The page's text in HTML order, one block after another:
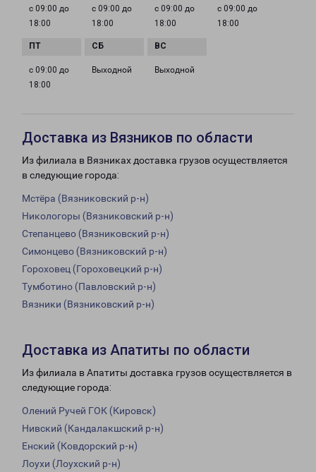
с 09:00 до
18:00
с 09:00 до
18:00
с 09:00 до
18:00
с 09:00 до
18:00
с 09:00 до
18:00
Выходной Выходной
Доставка из Вязников по области
Из филиала в Вязниках доставка грузов осуществляется
в следующие города:
Мстёра (Вязниковский р-н)
Никологоры (Вязниковский р-н)
Степанцево (Вязниковский р-н)
Симонцево (Вязниковский р-н)
Гороховец (Гороховецкий р-н)
Тумботино (Павловский р-н)
Вязники (Вязниковский р-н)
Доставка из Апатиты по области
Из филиала в Апатиты доставка грузов осуществляется в
следующие города:
Олений Ручей ГОК (Кировск)
Нивский (Кандалакшский р-н)
Енский (Ковдорский р-н)
Лоухи (Лоухский р-н)